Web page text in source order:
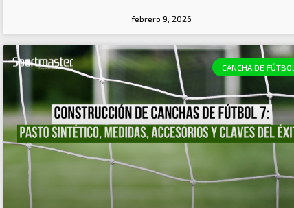
febrero 9, 2026
CANCHA DE FÚTBOL